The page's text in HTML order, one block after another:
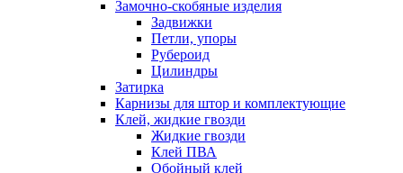
Замочно-скобяные изделия
Задвижки
Петли, упоры
Рубероид
Цилиндры
Затирка
Карнизы для штор и комплектующие
Клей, жидкие гвозди
Жидкие гвозди
Клей ПВА
Обойный клей